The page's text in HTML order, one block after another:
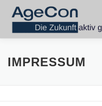
Inhalt
springen
HOME DEMOGRAFIE
IMPRESSUM